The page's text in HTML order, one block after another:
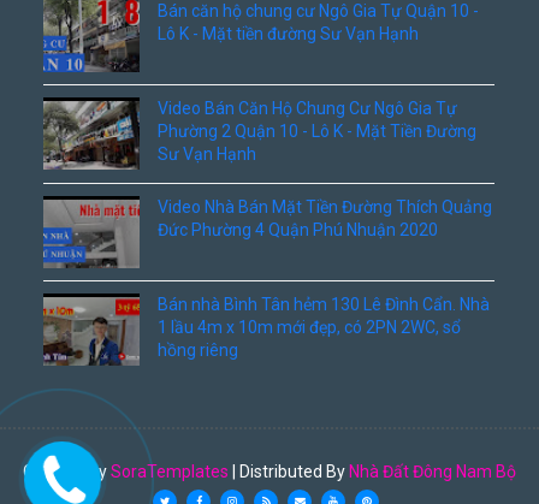
Bán căn hộ chung cư Ngô Gia Tự Quận 10 -
Lô K - Mặt tiền đường Sư Vạn Hạnh
Video Bán Căn Hộ Chung Cư Ngô Gia Tự
Phường 2 Quận 10 - Lô K - Mặt Tiền Đường
Sư Vạn Hạnh
Video Nhà Bán Mặt Tiền Đường Thích Quảng
Đức Phường 4 Quận Phú Nhuận 2020
Bán nhà Bình Tân hẻm 130 Lê Đình Cẩn. Nhà
1 lầu 4m x 10m mới đẹp, có 2PN 2WC, sổ
hồng riêng
Created BySoraTemplates | Distributed By Nhà Đất Đông Nam Bộ